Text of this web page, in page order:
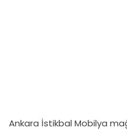
Ankara İstikbal Mobilya